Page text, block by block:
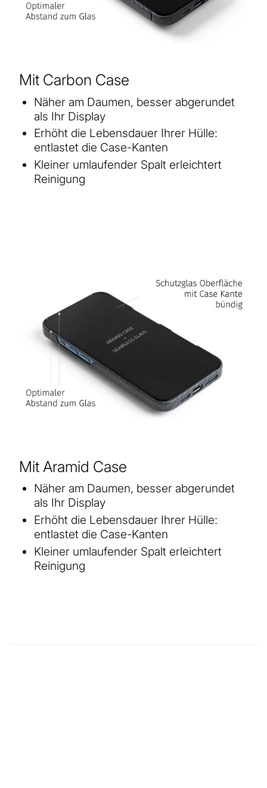
Mit Carbon Case
Näher am Daumen, besser abgerundet
als Ihr Display
Erhöht die Lebensdauer Ihrer Hülle:
entlastet die Case-Kanten
Kleiner umlaufender Spalt erleichtert
Reinigung
Mit Aramid Case
Näher am Daumen, besser abgerundet
als Ihr Display
Erhöht die Lebensdauer Ihrer Hülle:
entlastet die Case-Kanten
Kleiner umlaufender Spalt erleichtert
Reinigung